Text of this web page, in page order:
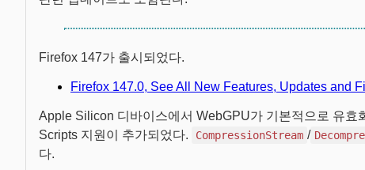
Firefox 147가 출시되었다.
Firefox 147.0, See All New Features, Updates and
Apple Silicon 디바이스에서 WebGPU가 기본적으로 유
Scripts 지원이 추가되었다.
CompressionStream /
다.